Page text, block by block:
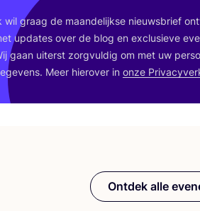
wil graag de maan­de­lijk­se nieuws­brief
upda­tes over de blog en exclu­sie­ve
gaan uiterst zorg­vul­dig om met uw
Meer hier­over in onze
Ontdek alle